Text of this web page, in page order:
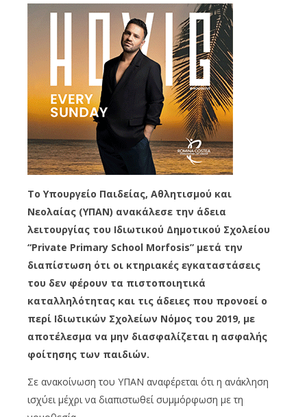
Το Υπουργείο Παιδείας, Αθλητισμού και
Νεολαίας (ΥΠΑΝ) ανακάλεσε την άδεια
λειτουργίας του Ιδιωτικού Δημοτικού Σχολείου
“Private Primary School Morfosis” μετά την
διαπίστωση ότι οι κτηριακές εγκαταστάσεις
του δεν φέρουν τα πιστοποιητικά
καταλληλότητας και τις άδειες που προνοεί ο
περί Ιδιωτικών Σχολείων Νόμος του 2019, με
αποτέλεσμα να μην διασφαλίζεται η ασφαλής
φοίτησης των παιδιών.
Σε ανακοίνωση του ΥΠΑΝ αναφέρεται ότι η ανάκληση
ισχύει μέχρι να διαπιστωθεί συμμόρφωση με τη